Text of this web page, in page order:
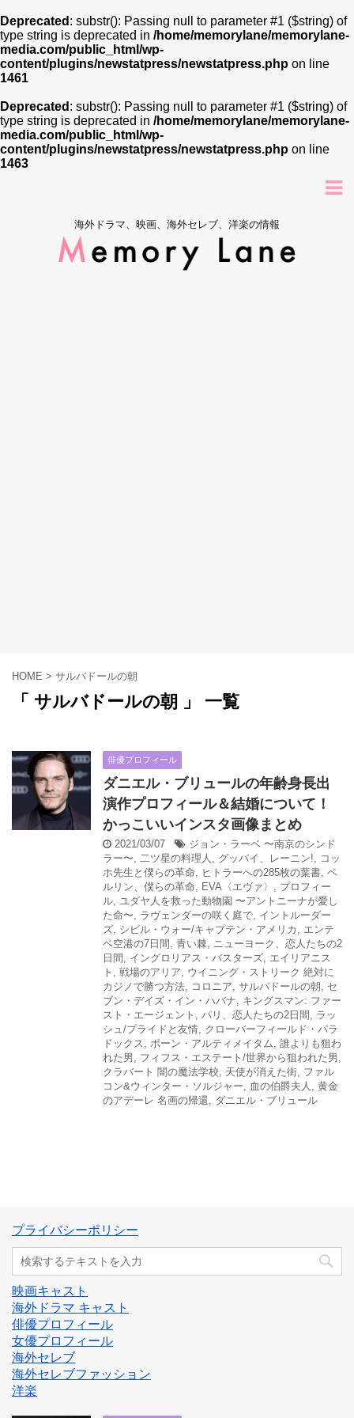
Deprecated : substr(): Passing null to parameter #1 ($string) of
type string is deprecated in /home/memorylane/memorylane-
media.com/public_html/wp-
content/plugins/newstatpress/newstatpress.php on line
1461
Deprecated : substr(): Passing null to parameter #1 ($string) of
type string is deprecated in /home/memorylane/memorylane-
media.com/public_html/wp-
content/plugins/newstatpress/newstatpress.php on line
1463
海外ドラマ、映画、海外セレブ、洋楽の情報
HOME > サルバドールの朝
「 サルバドールの朝 」 一覧
俳優プロフィール
ダニエル・ブリュールの年齢身長出
演作プロフィール＆結婚について！
かっこいいインスタ画像まとめ
2021/03/07
ジョン・ラーベ 〜南京のシンド
ラー〜
二ツ星の料理人 グッバイ、レーニン!
コッ
ホ先生と僕らの革命
ヒトラーへの285枚の葉書 ベ
ルリン、僕らの革命
EVA〈エヴァ〉
プロフィー
ル
ユダヤ人を救った動物園 〜アントニーナが愛し
た命〜
ラヴェンダーの咲く庭で イントルーダー
ズ シビル・ウォー/キャプテン・アメリカ
エンテ
ベ空港の7日間
青い棘
ニューヨーク、恋人たちの2
日間
イングロリアス・バスターズ
エイリアニス
ト
戦場のアリア
ウイニング・ストリーク 絶対に
カジノで勝つ方法
コロニア サルバドールの朝
セ
ブン・デイズ・イン・ハバナ
キングスマン: ファー
スト・エージェント
パリ、恋人たちの2日間
ラッ
シュ/プライドと友情 クローバーフィールド・パラ
ドックス
ボーン・アルティメイタム
誰よりも狙わ
れた男
フィフス・エステート/世界から狙われた男
クラバート 闇の魔法学校
天使が消えた街 ファル
コン&ウィンター・ソルジャー
血の伯爵夫人
黄金
のアデーレ 名画の帰還
ダニエル・ブリュール
プライバシーポリシー
映画キャスト
海外ドラマ キャスト
俳優プロフィール
女優プロフィール
海外セレブ
海外セレブファッション
洋楽